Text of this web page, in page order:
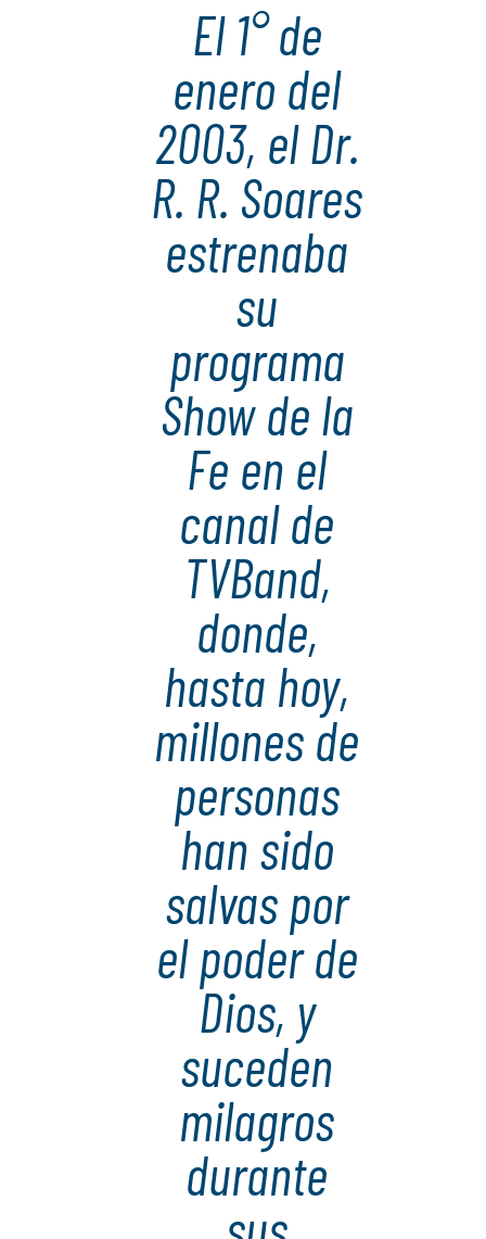
El 1° de
enero del
2003, el Dr.
R. R. Soares
estrenaba
su
programa
Show de la
Fe en el
canal de
TVBand,
donde,
hasta hoy,
millones de
personas
han sido
salvas por
el poder de
Dios, y
suceden
milagros
durante